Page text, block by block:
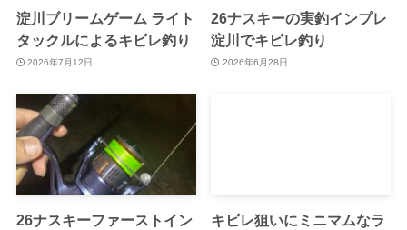
淀川ブリームゲーム ライト
タックルによるキビレ釣り
2026年7月12日
26ナスキーの実釣インプレ
淀川でキビレ釣り
2026年6月28日
26ナスキーファーストイン
キビレ狙いにミニマムなラ